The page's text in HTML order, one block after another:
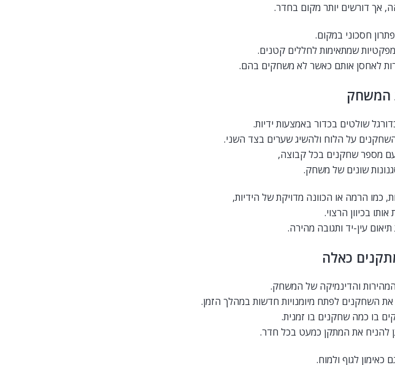
אך דורשים יותר מקום בחדר.
חסכוני במקום.
שמתאימות לחללים קטנים.
לאחסן אותם כאשר לא משחקים בהם.
המשחק
שולטים בכדור באמצעות ידיות.
על הלוח ולהשיג שערים בצד השני.
עם מספר שחקנים בכל קבוצה,
שונים של משחק.
הרמה או הכוונה מדויקת של הידיות,
בכיוון הרצוי.
עין-יד ותגובה מהירה.
כאלה
והדינמיקה של המשחק.
השחקנים לפתח מיומנויות חדשות במהלך הזמן.
בו כמה שחקנים בו זמנית.
להניח את המתקן כמעט בכל חדר.
לגוף ולמוח.